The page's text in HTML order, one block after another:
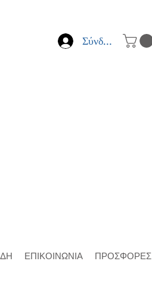
Σύνδεση
ΕΠΙΚΟΙΝΩΝΙΑ ΠΡΟΣΦΟΡΕΣ